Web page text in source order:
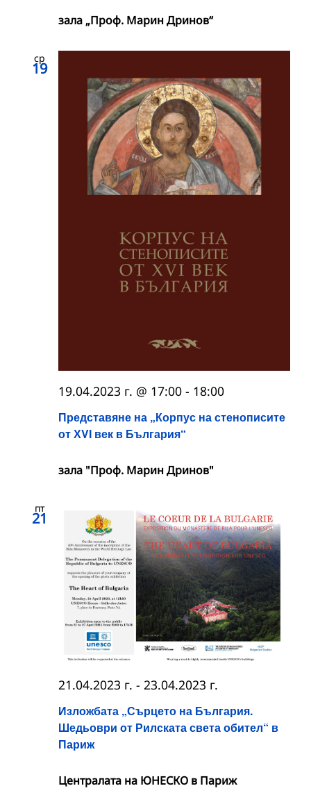
зала „Проф. Марин Дринов“
ср
19
Представяне на „Корпус на стенописите
от ХVІ век в България“
19.04.2023 г. @ 17:00 - 18:00
зала "Проф. Марин Дринов"
пт
21
Изложбата „Сърцето на България.
Шедьоври от Рилската света обител“ в
Париж
21.04.2023 г. - 23.04.2023 г.
Централата на ЮНЕСКО в Париж